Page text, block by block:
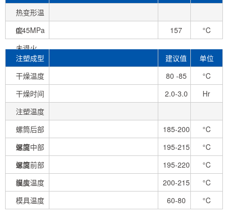
热变形温
度
0.45MPa
未退火
157 °C
注塑成型
条件
建议值
单位
干燥温度
80 -85
°C
干燥时间
2.0-3.0
Hr
注塑温度
螺筒后部
温度
185-200
°C
螺筒中部
温度
195-215
°C
螺筒前部
温度
195-220
°C
模头温度
200-215
°C
模具温度
60-80 °C